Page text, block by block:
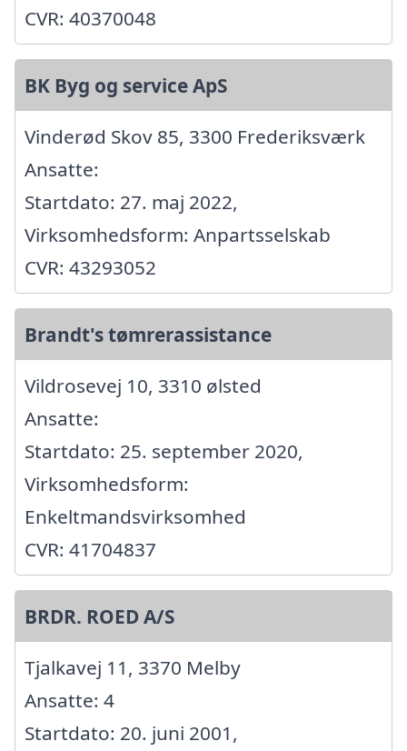
CVR: 40370048
BK Byg og service ApS
Vinderød Skov 85, 3300 Frederiksværk
Ansatte:
Startdato: 27. maj 2022,
Virksomhedsform: Anpartsselskab
CVR: 43293052
Brandt's tømrerassistance
Vildrosevej 10, 3310 ølsted
Ansatte:
Startdato: 25. september 2020,
Virksomhedsform:
Enkeltmandsvirksomhed
CVR: 41704837
BRDR. ROED A/S
Tjalkavej 11, 3370 Melby
Ansatte: 4
Startdato: 20. juni 2001,